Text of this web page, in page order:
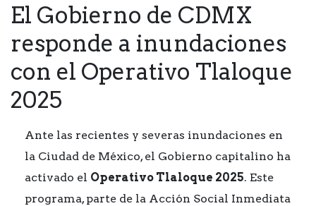
El Gobierno de CDMX
responde a inundaciones
con el Operativo Tlaloque
2025
Ante las recientes y severas inundaciones en
la Ciudad de México, el Gobierno capitalino ha
activado el Operativo Tlaloque 2025. Este
programa, parte de la Acción Social Inmediata